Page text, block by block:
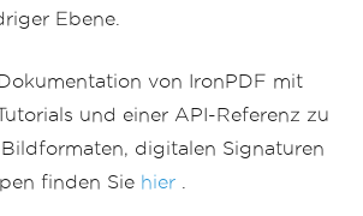
Ebene.
von IronPDF mit
und einer API-Referenz zu
digitalen Signaturen
finden Sie hier